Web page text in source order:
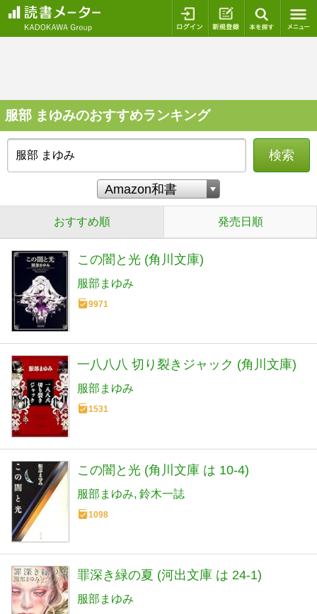
ログイン 新規登録
服部 まゆみのおすすめランキング
検索
おすすめ順 発売日順
この闇と光 (角川文庫)
服部まゆみ
9971
一八八八 切り裂きジャック (角川文庫)
服部まゆみ
1531
この闇と光 (角川文庫 は 10-4)
服部まゆみ 鈴木一誌
1098
罪深き緑の夏 (河出文庫 は 24-1)
服部まゆみ